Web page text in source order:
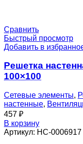
Сравнить
Быстрый просмотр
Добавить в
Решетка
100×100
Сетевые элементы,
настенные,
457 ₽
В корзину
Артикул: НС-0006917